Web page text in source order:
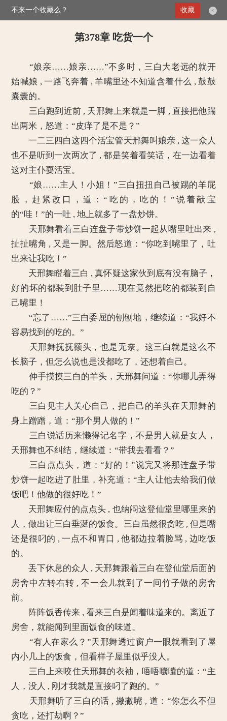
>最强空间：邪王的佣兵妃 第378章 吃货一个
第378章 吃货一个
“娘亲……娘亲……”不多时，三白大老远的就开
始喊娘 , 一路飞奔着 , 羊嘴里还不知道含着什么 , 鼓鼓
囊囊的。
三白跑到近前 , 天邢舞上来就是一脚 , 直接把他踹
出两米，怒道：“皮痒了是不是？”
一二三四白这四个活宝管天邢舞叫娘亲 , 这一众人
也不是听到一次两次了 , 都是笑着看笑话，在一边看着
这对主仆耍活宝。
“娘……主人！小姐！”三白扭扭自己被踢的羊屁
股，赶紧改口，道：“吃的，吃的！”说着献宝
的“哇！”的一吐 , 地上就多了一盘炒饼。
天邢舞看着三白连盘子带炒饼一起从嘴里吐出来 ,
扯扯嘴角 , 又是一脚。然后怒道：“你吃到嘴里了，吐
出来让我吃！”
天邢舞瞪着三白 , 真怀疑这家伙到底有没有脑子，
好的坏的都装到肚子里……现在竟然把吃的都装到自
己嘴里！
“忘了……”三白委屈的刨刨地，继续道：“我好不
容易找到的吃的。”
天邢舞抚抚额头，也是无奈。这三白就是这么不
长脑子，但怎么说也是没都吃了，还想着自己。
伸手摸摸三白的羊头，天邢舞问道：“你哪儿弄得
吃的？”
三白见主人关心自己，把自己的羊头在天邢舞的
身上蹭蹭，道：“那个男人做的！”
三白说话历来懒得记名字，不是男人就是女人，
天邢舞也不纠结，继续道：“带我去看看？”
三白点点头，道：“好的！”说完又将那连盘子带
炒饼一起吃进了肚里，补充道：“主人让他去给我们做
饭吧！他做的很好吃！”
天邢舞应付的点点头 , 也纳闷这登仙堂里哪里来的
人，做出让三白垂涎的饭食。三白虽然很贪吃 , 但是嘴
还是很叼的 , 一点不和胃口 , 他都边拉着脸骂 , 边吃饭
的。
丢下休息的众人 , 天邢舞跟着三白在登仙堂后面的
房舍中左转右转 , 不一会儿就到了一间竹子做的房舍
前。
阵阵饭香传来 , 看来三白是闻着味道来的。离近了
房舍，就能闻到里面饭食的味道。
“有人在家么？”天邢舞透过窗户一眼就看到了屋
内小几上的饭食，但看样子屋里似乎没人。
三白上来咬住天邢舞的衣袖，唔唔囔囔的道：“主
人，没人 , 刚才我就是直接叼了跑的。”
天邢舞听了三白的话 , 撇撇嘴 , 道：“你怎么不但
贪吃，还打劫啊？”
不来一个收藏么？ ×
收藏